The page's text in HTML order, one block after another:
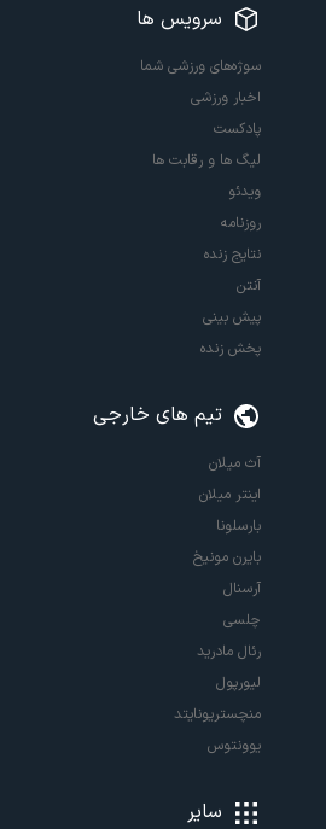
سرویس ها
سوژه‌های ورزشی شما
اخبار ورزشی
پادکست
لیگ ها و رقابت ها
ویدئو
روزنامه
نتایج زنده
آنتن
پیش بینی
پخش زنده
تیم های خارجی
آث میلان
اینتر میلان
بارسلونا
بایرن مونیخ
آرسنال
چلسی
رئال مادرید
لیورپول
منچستریونایتد
یوونتوس
سایر